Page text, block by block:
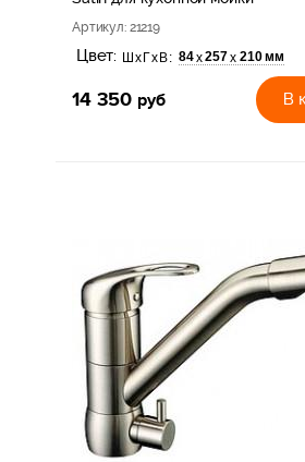
Артикул: 21219
Цвет: ШхГхВ: 84х 257х 210 мм
14 350 руб В